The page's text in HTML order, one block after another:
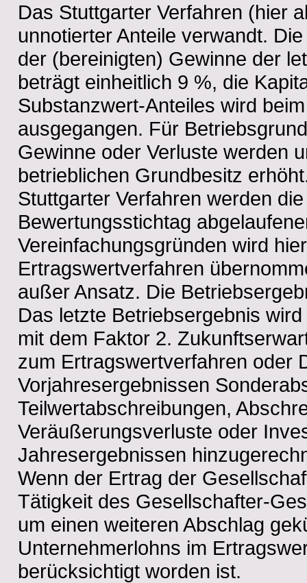
Das Stuttgarter Verfahren (hier
unnotierter Anteile verwandt.
der (bereinigten) Gewinne der
beträgt einheitlich 9 %, die
Substanzwert-Anteiles wird
ausgegangen. Für
Gewinne oder Verluste werden
betrieblichen Grundbesitz
Stuttgarter Verfahren werden
Bewertungsstichtag
Vereinfachungsgründen wird
Ertragswertverfahren
außer Ansatz. Die
Das letzte Betriebsergebnis
mit dem Faktor 2.
zum Ertragswertverfahren oder
Vorjahresergebnissen
Teilwertabschreibungen,
Veräußerungsverluste oder
Jahresergebnissen
Wenn der Ertrag der
Tätigkeit des Gesellschafter-
um einen weiteren Abschlag
Unternehmerlohns im
berücksichtigt worden ist.